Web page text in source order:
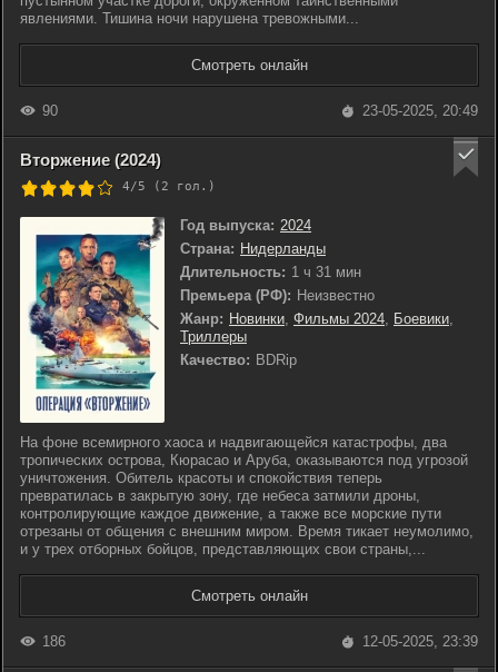
явлениями. Тишина ночи нарушена тревожными...
Смотреть онлайн
90 23-05-2025, 20:49
Вторжение (2024)
4/5 ( 2 гол.)
Год выпуска: 2024
Страна: Нидерланды
Длительность: 1 ч 31 мин
Премьера (РФ): Неизвестно
Жанр: Новинки, Фильмы 2024, Боевики,
Триллеры
Качество: BDRip
На фоне всемирного хаоса и надвигающейся катастрофы, два
тропических острова, Кюрасао и Аруба, оказываются под угрозой
уничтожения. Обитель красоты и спокойствия теперь
превратилась в закрытую зону, где небеса затмили дроны,
контролирующие каждое движение, а также все морские пути
отрезаны от общения с внешним миром. Время тикает неумолимо,
и у трех отборных бойцов, представляющих свои страны,...
Смотреть онлайн
186 12-05-2025, 23:39